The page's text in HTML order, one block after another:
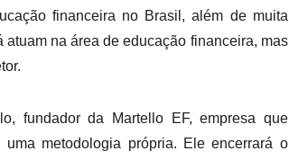
financeira no Brasil, além de muita
na área de educação financeira, mas
fundador da Martello EF, empresa que
metodologia própria. Ele encerrará o